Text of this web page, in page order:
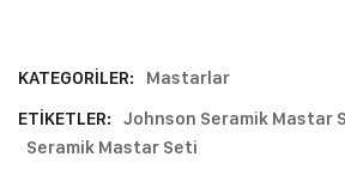
KATEGORILER:
Mastarlar
ETIKETLER:
Johnson Seramik Mastar
Seramik Mastar Seti